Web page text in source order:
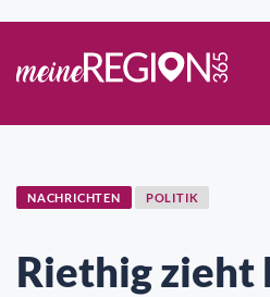
NACHRICHTEN POLITIK
Riethig zieht